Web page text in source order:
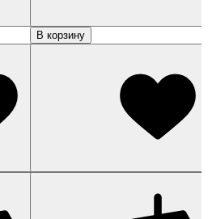
В корзину